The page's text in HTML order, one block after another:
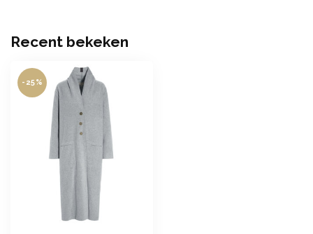
Recent bekeken
-25%